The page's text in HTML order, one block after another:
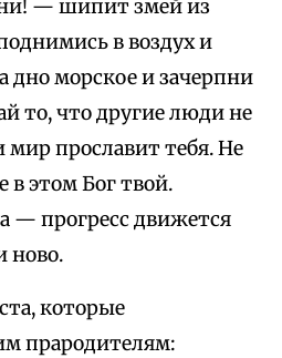
— шипит змей из
в воздух и
морское и зачерпни
то, что другие люди не
мир прославит тебя. Не
в этом Бог твой.
— прогресс движется
ново.
которые
прародителям: